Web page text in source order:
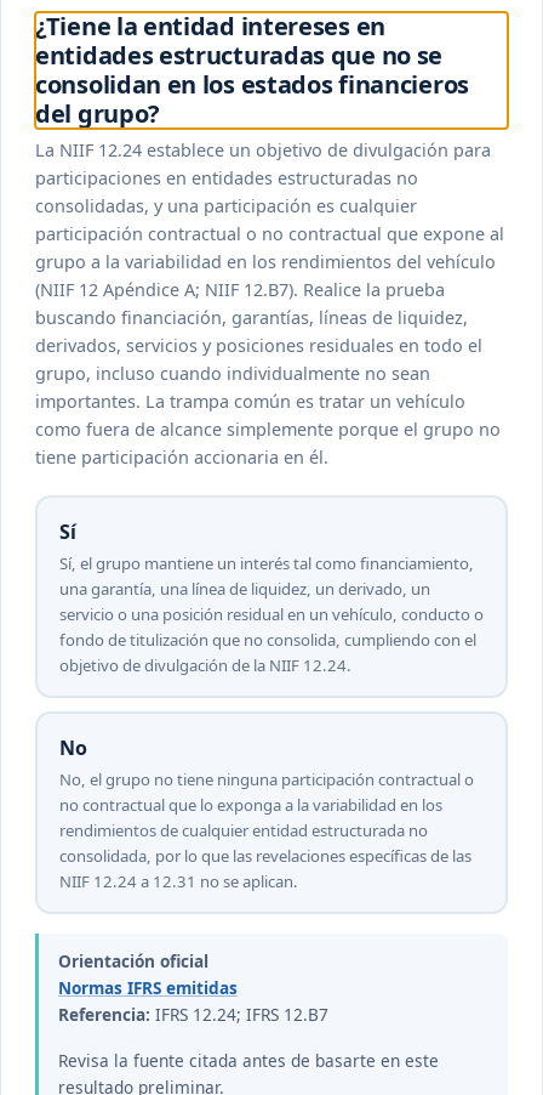
¿Tiene la entidad intereses en
entidades estructuradas que no se
consolidan en los estados financieros
del grupo?
La NIIF 12.24 establece un objetivo de divulgación para
participaciones en entidades estructuradas no
consolidadas, y una participación es cualquier
participación contractual o no contractual que expone al
grupo a la variabilidad en los rendimientos del vehículo
(NIIF 12 Apéndice A; NIIF 12.B7). Realice la prueba
buscando financiación, garantías, líneas de liquidez,
derivados, servicios y posiciones residuales en todo el
grupo, incluso cuando individualmente no sean
importantes. La trampa común es tratar un vehículo
como fuera de alcance simplemente porque el grupo no
tiene participación accionaria en él.
Sí
Sí, el grupo mantiene un interés tal como financiamiento,
una garantía, una línea de liquidez, un derivado, un
servicio o una posición residual en un vehículo, conducto o
fondo de titulización que no consolida, cumpliendo con el
objetivo de divulgación de la NIIF 12.24.
No
No, el grupo no tiene ninguna participación contractual o
no contractual que lo exponga a la variabilidad en los
rendimientos de cualquier entidad estructurada no
consolidada, por lo que las revelaciones específicas de las
NIIF 12.24 a 12.31 no se aplican.
Orientación oficial
Normas IFRS emitidas
Referencia: IFRS 12.24; IFRS 12.B7
Revisa la fuente citada antes de basarte en este
resultado preliminar.